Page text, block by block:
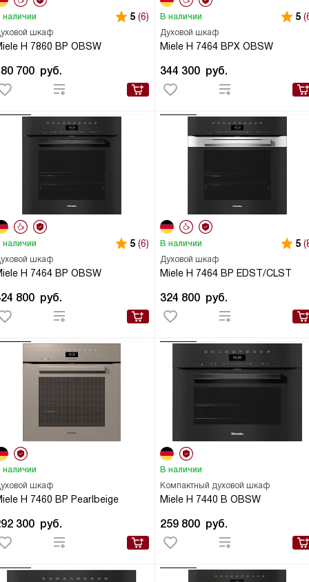
шкаф
H 7860 BP OBSW
наличии 5 (6)
700 руб.
Духовой шкаф
Miele H 7464 BPX OBSW
В наличии 5
344 300 руб.
шкаф
H 7464 BP OBSW
наличии 5 (6)
800 руб.
Духовой шкаф
Miele H 7464 BP EDST/CLST
В наличии 5
324 800 руб.
шкаф
H 7460 BP Pearlbeige
наличии
300 руб.
Компактный духовой шкаф
Miele H 7440 B OBSW
В наличии
259 800 руб.